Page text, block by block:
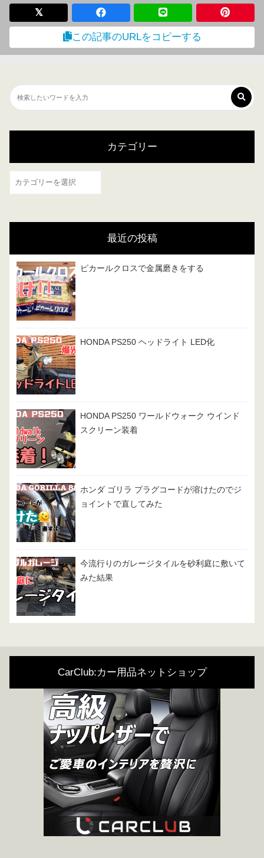
この記事のURLをコピーする
カテゴリー
カ
最近の投稿
ピカールクロスで金属磨きをする
HONDA PS250 ヘッドライト LED化
HONDA PS250 ワールドウォーク ウインド
スクリーン装着
ホンダ ゴリラ プラグコードが溶けたのでジ
ョイントで直してみた
今流行りのガレージタイルを砂利庭に敷いて
みた結果
CarClub:カー用品ネットショップ